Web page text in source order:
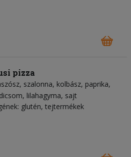
pizza
szalonna kolbász paprika
lilahagyma sajt
glutén, tejtermékek